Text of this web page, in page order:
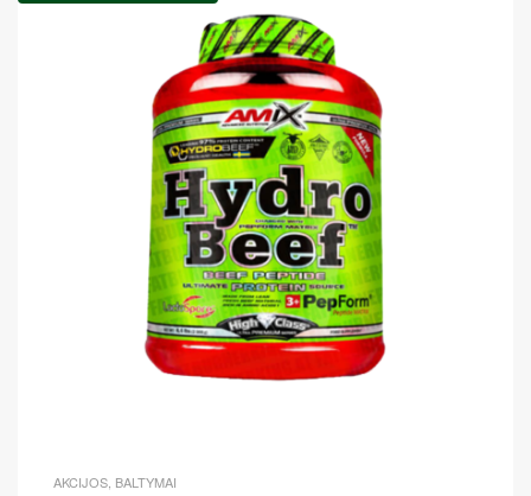
AKCIJOS, BALTYMAI